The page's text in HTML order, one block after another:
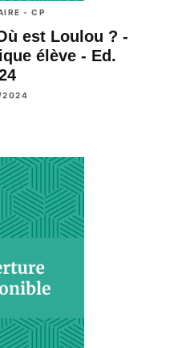
- CP
est Loulou ? -
élève - Ed.